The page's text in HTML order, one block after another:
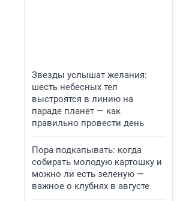
Звезды услышат желания:
шесть небесных тел
выстроятся в линию на
параде планет — как
правильно провести день
Пора подкапывать: когда
собирать молодую картошку и
можно ли есть зеленую —
важное о клубнях в августе